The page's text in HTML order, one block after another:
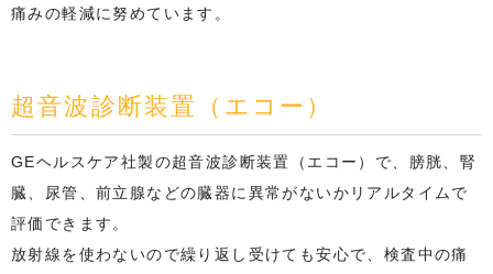
痛みの軽減に努めています。
超音波診断装置（エコー）
GEヘルスケア社製の超音波診断装置（エコー）で、膀胱、腎
臓、尿管、前立腺などの臓器に異常がないかリアルタイムで
評価できます。
放射線を使わないので繰り返し受けても安心で、検査中の痛